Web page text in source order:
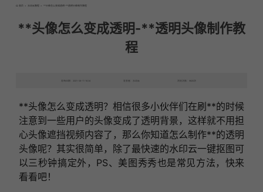
首页 > 水印云教程 > **头像怎么变成透明-**透明头像制作教程
**头像怎么变成透明-**透明头像制作教
程
发布日期：2021-08-11 16:34 发表者：水印云 浏览次数：9820次
**头像怎么变成透明？相信很多小伙伴们在刷**的时候
注意到一些用户的头像变成了透明背景，这样就不用担
心头像遮挡视频内容了，那么你知道怎么制作**的透明
头像呢？其实很简单，除了最快速的水印云一键抠图可
以三秒钟搞定外，PS、美图秀秀也是常见方法，快来
看看吧！